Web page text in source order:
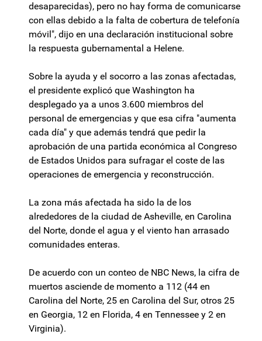
desaparecidas), pero no hay forma de comunicarse
con ellas debido a la falta de cobertura de telefonía
móvil", dijo en una declaración institucional sobre
la respuesta gubernamental a Helene.
Sobre la ayuda y el socorro a las zonas afectadas,
el presidente explicó que Washington ha
desplegado ya a unos 3.600 miembros del
personal de emergencias y que esa cifra "aumenta
cada día" y que además tendrá que pedir la
aprobación de una partida económica al Congreso
de Estados Unidos para sufragar el coste de las
operaciones de emergencia y reconstrucción.
La zona más afectada ha sido la de los
alrededores de la ciudad de Asheville, en Carolina
del Norte, donde el agua y el viento han arrasado
comunidades enteras.
De acuerdo con un conteo de NBC News, la cifra de
muertos asciende de momento a 112 (44 en
Carolina del Norte, 25 en Carolina del Sur, otros 25
en Georgia, 12 en Florida, 4 en Tennessee y 2 en
Virginia).